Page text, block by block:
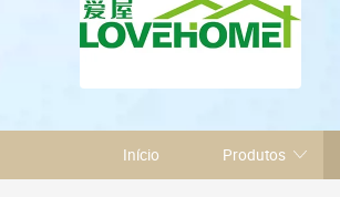
Início Produtos